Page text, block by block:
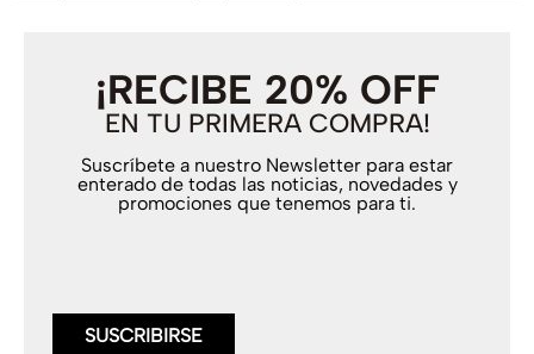
¡RECIBE 20% OFF
EN TU PRIMERA COMPRA!
Suscríbete a nuestro Newsletter para estar
enterado de todas las noticias, novedades y
promociones que tenemos para ti.
SUSCRIBIRSE